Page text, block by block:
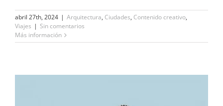
abril 27th, 2024 | Arquitectura, Ciudades, Contenido creativo,
Viajes | Sin comentarios
Más información